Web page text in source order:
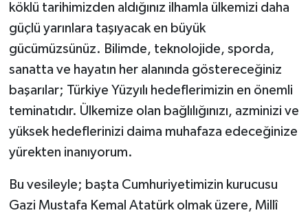
köklü tarihimizden aldığınız ilhamla ülkemizi daha
güçlü yarınlara taşıyacak en büyük
gücümüzsünüz. Bilimde, teknolojide, sporda,
sanatta ve hayatın her alanında göstereceğiniz
başarılar; Türkiye Yüzyılı hedeflerimizin en önemli
teminatıdır. Ülkemize olan bağlılığınızı, azminizi ve
yüksek hedeflerinizi daima muhafaza edeceğinize
yürekten inanıyorum.
Bu vesileyle; başta Cumhuriyetimizin kurucusu
Gazi Mustafa Kemal Atatürk olmak üzere, Millî